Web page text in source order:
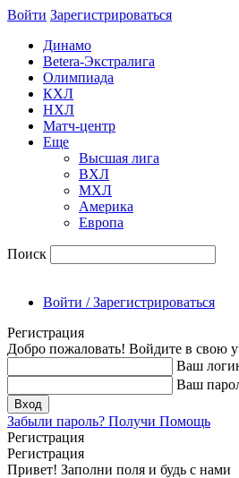
Войти Зарегиcтрироваться
Динамо
Betera-Экстралига
Олимпиада
КХЛ
НХЛ
Матч-центр
Еще
Высшая лига
ВХЛ
МХЛ
Америка
Европа
Поиск
Войти / Зарегистрироваться
Регистрация
Добро пожаловать! Войдите в свою
Ваш
Ваш
Забыли пароль? Получи Помощь
Регистрация
Регистрация
Привет! Заполни поля и будь с нами